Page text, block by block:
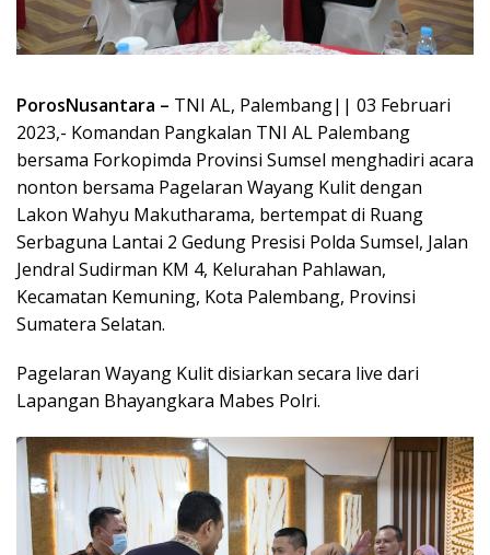
PorosNusantara – TNI AL, Palembang|| 03 Februari
2023,- Komandan Pangkalan TNI AL Palembang
bersama Forkopimda Provinsi Sumsel menghadiri acara
nonton bersama Pagelaran Wayang Kulit dengan
Lakon Wahyu Makutharama, bertempat di Ruang
Serbaguna Lantai 2 Gedung Presisi Polda Sumsel, Jalan
Jendral Sudirman KM 4, Kelurahan Pahlawan,
Kecamatan Kemuning, Kota Palembang, Provinsi
Sumatera Selatan.
Pagelaran Wayang Kulit disiarkan secara live dari
Lapangan Bhayangkara Mabes Polri.